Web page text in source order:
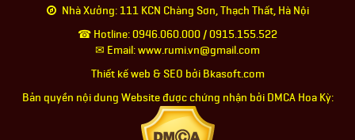
Nhà Xưởng: 111 KCN Chàng Sơn, Thạch Thất, Hà Nội
☎ Hotline: 0946.060.000 / 0915.155.522
✉ Email: www.rumi.vn@gmail.com
Thiết kế web & SEO bởi Bkasoft.com
Bản quyền nội dung Website được chứng nhận bởi DMCA Hoa Kỳ: